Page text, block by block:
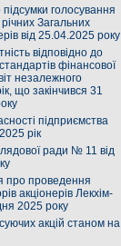
голосування
Загальних
від 25.04.2025 року
відповідно до
фінансової
незалежного
що закінчився 31
підприємства
рік
ради № 11 від
про проведення
акціонерів Лекхім-
2025 року
акцій станом на